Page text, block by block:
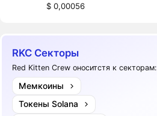
$ 0,00056
RKC Секторы
Red Kitten Crew оноситстя к секторам:
Мемкоины
Токены Solana